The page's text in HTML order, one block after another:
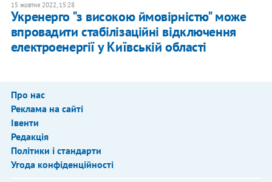
15 жовтня 2022, 15:28
Укренерго "з високою ймовірністю" може
впровадити стабілізаційні відключення
електроенергії у Київській області
Про нас
Реклама на сайті
Івенти
Редакція
Політики і стандарти
Угода конфіденційності